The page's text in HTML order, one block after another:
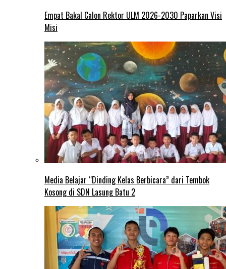
Empat Bakal Calon Rektor ULM 2026-2030 Paparkan Visi
Misi
Media Belajar “Dinding Kelas Berbicara” dari Tembok
Kosong di SDN Lasung Batu 2